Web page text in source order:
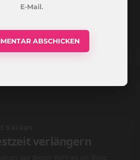
E-Mail.
verlängern